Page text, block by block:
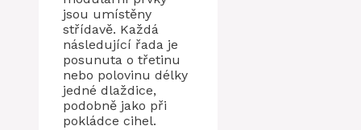
jsou umístěny
střídavě. Každá
následující řada je
posunuta o třetinu
nebo polovinu délky
jedné dlaždice,
podobně jako při
pokládce cihel.